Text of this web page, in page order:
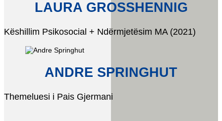
LAURA GROSSHENNIG
Këshillim Psikosocial + Ndërmjetësim MA (2021)
ANDRE SPRINGHUT
Themeluesi i Pais Gjermani